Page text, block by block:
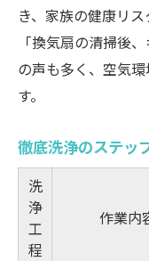
き、家族の健康リ
「換気扇の清掃後
の声も多く、空気
す。
徹底洗浄のステッ
洗
浄
工
程
作業内